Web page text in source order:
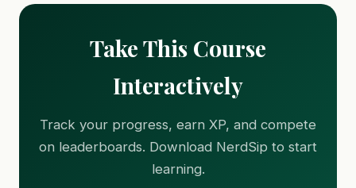
Take This Course
Interactively
Track your progress, earn XP, and compete
on leaderboards. Download NerdSip to start
learning.